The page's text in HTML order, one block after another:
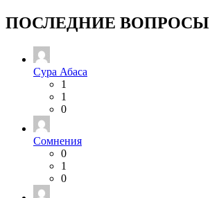
ПОСЛЕДНИЕ ВОПРОСЫ
Сура Абаса
1
1
0
Сомнения
0
1
0